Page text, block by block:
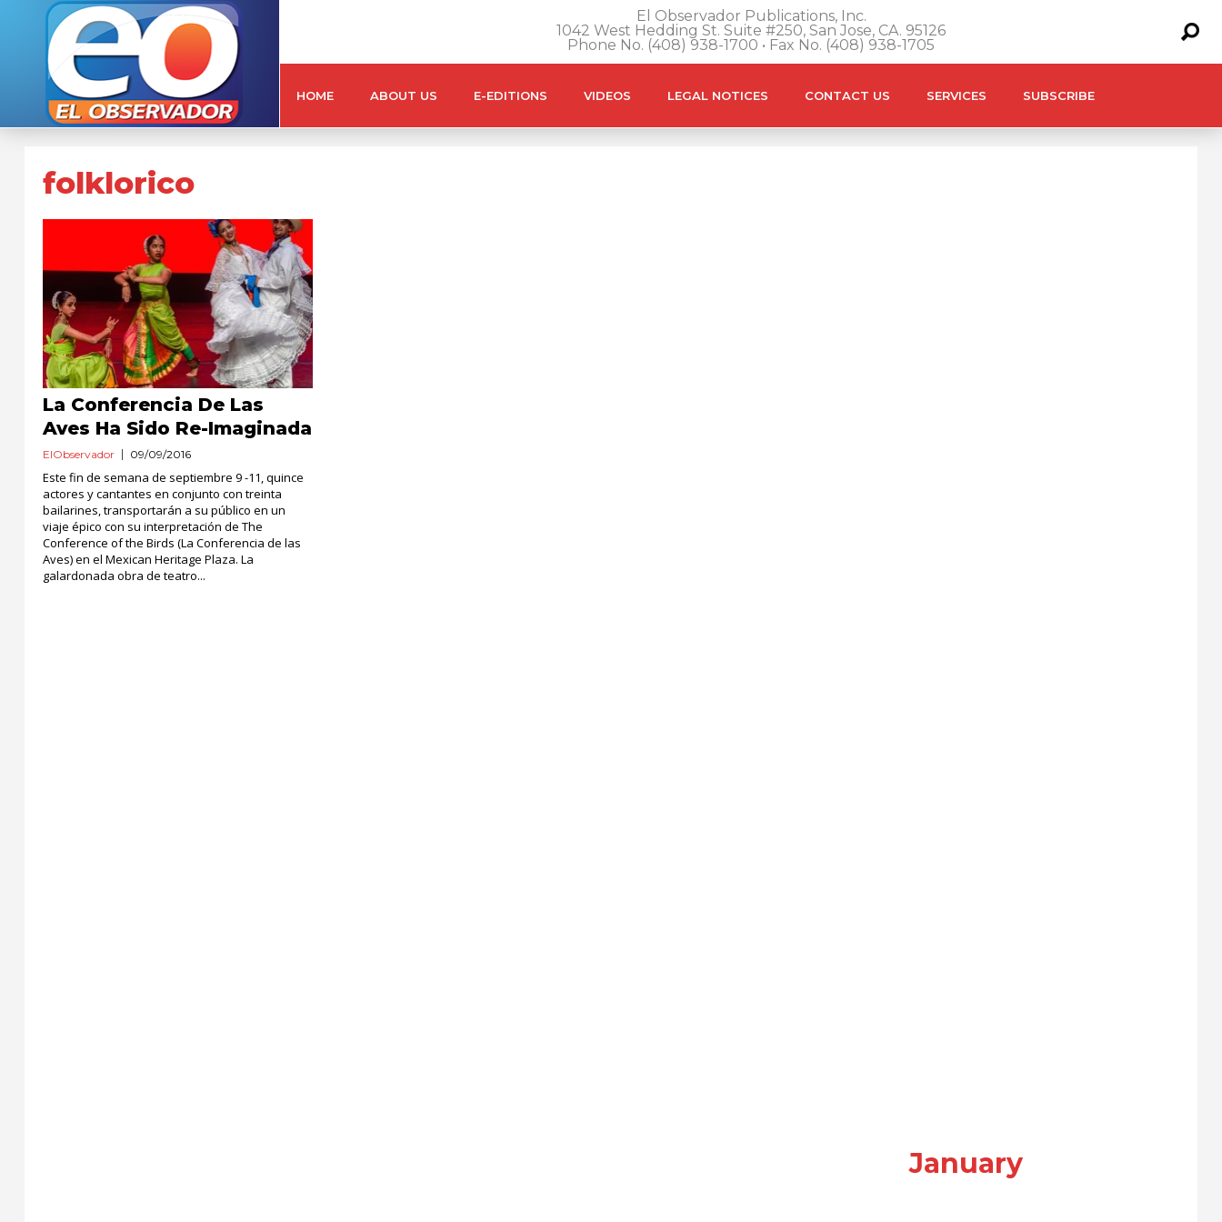
El Observador Publications, Inc.
1042 West Hedding St. Suite #250, San Jose, CA. 95126
Phone No. (408) 938-1700 • Fax No. (408) 938-1705
HOME ABOUT US E-EDITIONS VIDEOS LEGAL NOTICES CONTACT US SERVICES SUBSCRIBE
folklorico
La Conferencia De Las
Aves Ha Sido Re-Imaginada
ElObservador 09/09/2016
Este fin de semana de septiembre 9 -11, quince
actores y cantantes en conjunto con treinta
bailarines, transportarán a su público en un
viaje épico con su interpretación de The
Conference of the Birds (La Conferencia de las
Aves) en el Mexican Heritage Plaza. La
galardonada obra de teatro...
January